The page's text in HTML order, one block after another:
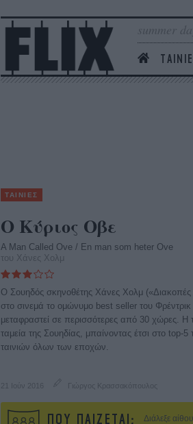
summer
ΤΑΙΝΙΕΣ
O Κύριος Οβε
A Man Called Ove / En man som heter Ove
του Χάνες Χολμ
Ο Σουηδός σκηνοθέτης Χάνες Χολμ («Διακοπές
στο σινεμά το ομώνυμο best seller του
μεταφραστεί σε περισσότερες από 30 χώρες. Η
ταμεία της Σουηδίας, μπαίνοντας έτσι στο top-
ταινιών όλων των εποχών.
21 Ιούν 2016 Γιώργος Κρασσακόπουλος
ΠΟΥ ΠΑΙΖΕΤΑΙ; Διάλεξε